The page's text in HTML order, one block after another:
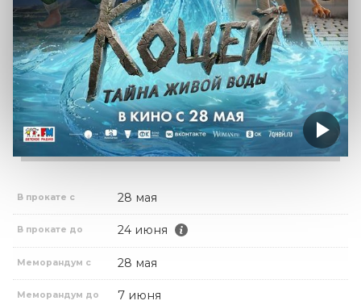
В прокате с 28 мая
В прокате до 24 июня
Меморандум с 28 мая
Меморандум до 7 июня